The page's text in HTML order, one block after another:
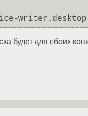
будет для обоих